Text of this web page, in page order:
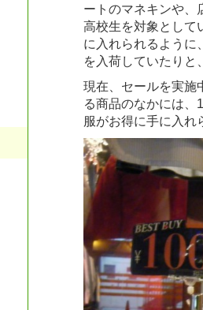
ートのマネキンや、
高校生を対象として
に入れられるように
を入荷していたりと
現在、セールを実施
る商品のなかには、
服がお得に手に入れ